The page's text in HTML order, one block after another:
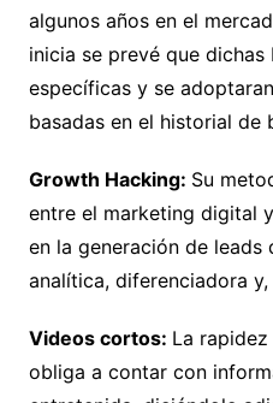
algunos años en el
inicia se prevé que dichas
específicas y se
basadas en el historial de
Growth Hacking: Su
entre el marketing digital
en la generación de leads
analítica, diferenciadora
Videos cortos: La
obliga a contar con